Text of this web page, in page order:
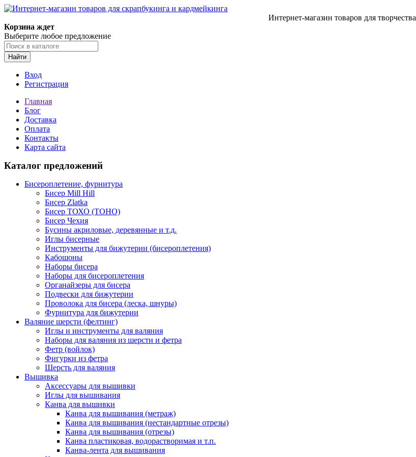
Интернет-магазин товаров для творчества
Корзина ждет
Выберите любое предложение
Найти
Вход
Регистрация
Главная
Блог
Доставка
Оплата
Контакты
Карта сайта
Каталог предложений
Бисероплетение, фурнитура
Бисер Mill Hill
Бисер Zlatka
Бисер ТОХО (TOHO)
Бисер Чехия
Бусины акриловые, деревянные и т.д.
Иглы бисерные
Инструменты для бижутерии (бисероплетения)
Кабошоны
Наборы бисера
Наборы для бисероплетения
Органайзеры для бисера
Подвески для бижутерии
Проволока для бисера (леска, шнуры)
Фурнитура для бижутерии
Валяние шерсти (фелтинг)
Иглы и инструменты для валяния
Наборы для валяния из шерсти и фетра
Фетр (войлок)
Фигурки из фетра
Шерсть для валяния
Вышивка
Аксессуары для вышивки
Иглы для вышивания
Канва для вышивки
Канва для вышивания (метраж)
Канва для вышивания (нестандартные отрезы)
Канва для вышивания (отрезы)
Канва пластиковая, водорастворимая и т.п.
Канва-лента для вышивания